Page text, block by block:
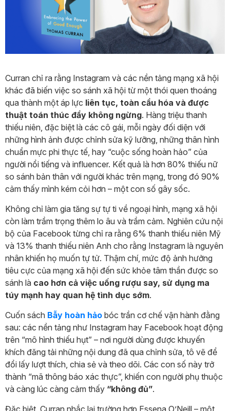
Curran chỉ ra rằng Instagram và các nền tảng mạng xã hội
khác đã biến việc so sánh xã hội từ một thói quen thoáng
qua thành một áp lực liên tục, toàn cầu hóa và được
thuật toán thúc đẩy không ngừng. Hàng triệu thanh
thiếu niên, đặc biệt là các cô gái, mỗi ngày đối diện với
những hình ảnh được chỉnh sửa kỹ lưỡng, những thân hình
chuẩn mực phi thực tế, hay “cuộc sống hoàn hảo” của
người nổi tiếng và influencer. Kết quả là hơn 80% thiếu nữ
so sánh bản thân với người khác trên mạng, trong đó 90%
cảm thấy mình kém cỏi hơn – một con số gây sốc.
Không chỉ làm gia tăng sự tự ti về ngoại hình, mạng xã hội
còn làm trầm trọng thêm lo âu và trầm cảm. Nghiên cứu nội
bộ của Facebook từng chỉ ra rằng 6% thanh thiếu niên Mỹ
và 13% thanh thiếu niên Anh cho rằng Instagram là nguyên
nhân khiến họ muốn tự tử. Thậm chí, mức độ ảnh hưởng
tiêu cực của mạng xã hội đến sức khỏe tâm thần được so
sánh là cao hơn cả việc uống rượu say, sử dụng ma
túy mạnh hay quan hệ tình dục sớm.
Cuốn sách Bẫy hoàn hảo bóc trần cơ chế vận hành đằng
sau: các nền tảng như Instagram hay Facebook hoạt động
trên “mô hình thiếu hụt” – nơi người dùng được khuyến
khích đăng tải những nội dung đã qua chỉnh sửa, tô vẽ để
đổi lấy lượt thích, chia sẻ và theo dõi. Các con số này trở
thành “mã thông báo xác thực”, khiến con người phụ thuộc
và càng lúc càng cảm thấy “không đủ”.